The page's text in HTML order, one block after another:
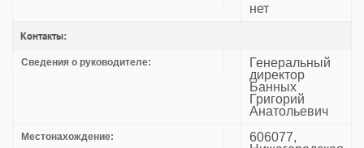
нет
Контакты:
Сведения о руководителе:
Генеральный
директор
Банных
Григорий
Анатольевич
Местонахождение:
606077,